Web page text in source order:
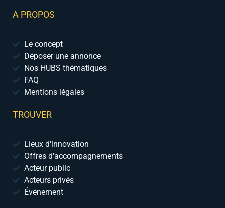
A PROPOS
Le concept
Déposer une annonce
Nos HUBS thématiques
FAQ
Mentions légales
TROUVER
Lieux d'innovation
Offres d'accompagnements
Acteur public
Acteurs privés
Événement